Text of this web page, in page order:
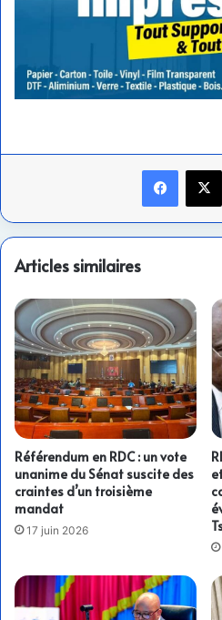
X
Articles similaires
Référendum en RDC : un vote
unanime du Sénat suscite des
craintes d’un troisième
mandat
17 juin 2026